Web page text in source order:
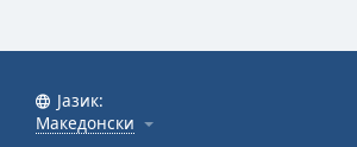
Јазик:
Македонски